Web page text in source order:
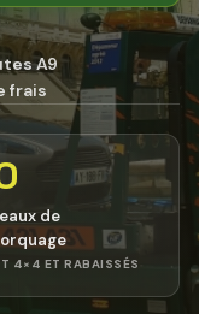
A9
frais
de
4×4 ET RABAISSÉS